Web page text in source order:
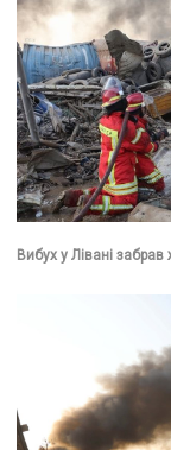
Вибух у Лівані забрав